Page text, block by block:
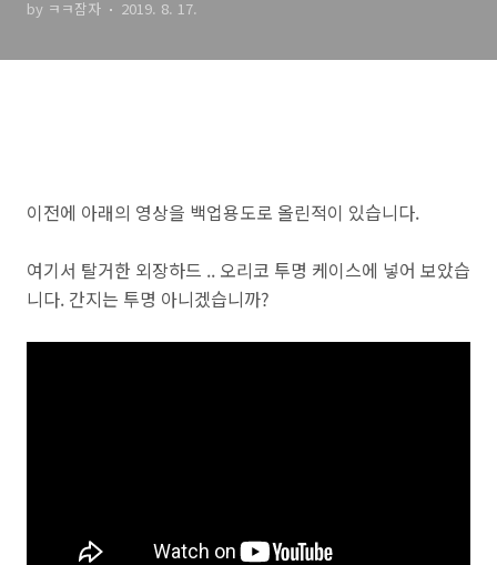
by ㅋㅋ잠자 2019. 8. 17.
이전에 아래의 영상을 백업용도로 올린적이 있습니다.
여기서 탈거한 외장하드 .. 오리코 투명 케이스에 넣어 보았습
니다. 간지는 투명 아니겠습니까?